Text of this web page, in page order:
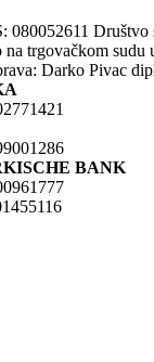
080052611 Društvo
trgovačkom sudu
Darko Pivac
BANK